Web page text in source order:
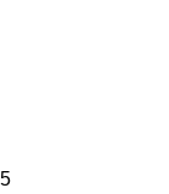
5